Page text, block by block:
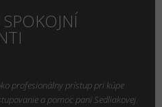
profesionálny prístup pri kúpe
a pomoc pani Sedliakovej.